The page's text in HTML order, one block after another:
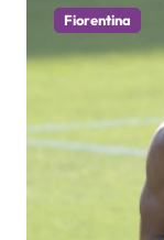
Fiorentina